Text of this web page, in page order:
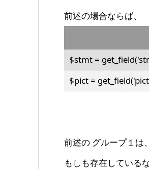
前述の場合ならば、
$stmt =
$pict =
前述の グループ１は
もしも存在している